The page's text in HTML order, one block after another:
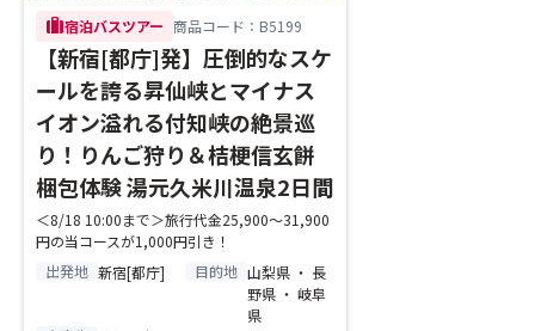
trip宿泊バスツアー 商品コード：B5199
【新宿[都庁]発】圧倒的なスケ
ールを誇る昇仙峡とマイナス
イオン溢れる付知峡の絶景巡
り！りんご狩り＆桔梗信玄餅
梱包体験 湯元久米川温泉2日間
＜8/18 10:00まで＞旅行代金25,900～31,900
円の当コースが1,000円引き！
出発地 新宿[都庁] 目的地 山梨県 ・ 長
野県 ・ 岐阜
県